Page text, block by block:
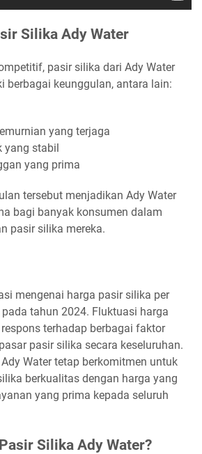
Silika Ady Water
pasir silika dari Ady Water
berbagai keunggulan, antara lain:
yang terjaga
yang stabil
yang prima
tersebut menjadikan Ady Water
bagi banyak konsumen dalam
pasir silika mereka.
mengenai harga pasir silika per
tahun 2024. Fluktuasi harga
terhadap berbagai faktor
pasir silika secara keseluruhan.
Water tetap berkomitmen untuk
berkualitas dengan harga yang
yang prima kepada seluruh
Silika Ady Water?